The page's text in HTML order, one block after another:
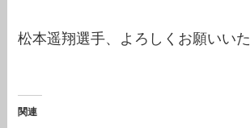
松本遥翔選手、よろしくお願いいた
関連